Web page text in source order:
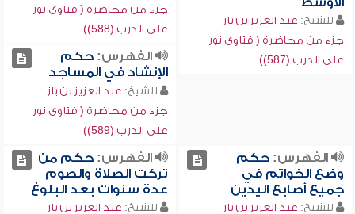
للشيخ: عبد العزيز بن باز
جزء من محاضرة ( فتاوى نور
على الدرب (587))
جزء من محاضرة ( فتاوى نور
على الدرب (588))
الفهرس:حكم
الإنشاد في المساجد
للشيخ: عبد العزيز بن باز
جزء من محاضرة ( فتاوى نور
على الدرب (589))
الفهرس:حكم
وضع الخواتم في
جميع أصابع اليدين
للشيخ: عبد العزيز بن باز
الفهرس:حكم من
تركت الصلاة والصوم
عدة سنوات بعد البلوغ
للشيخ: عبد العزيز بن باز